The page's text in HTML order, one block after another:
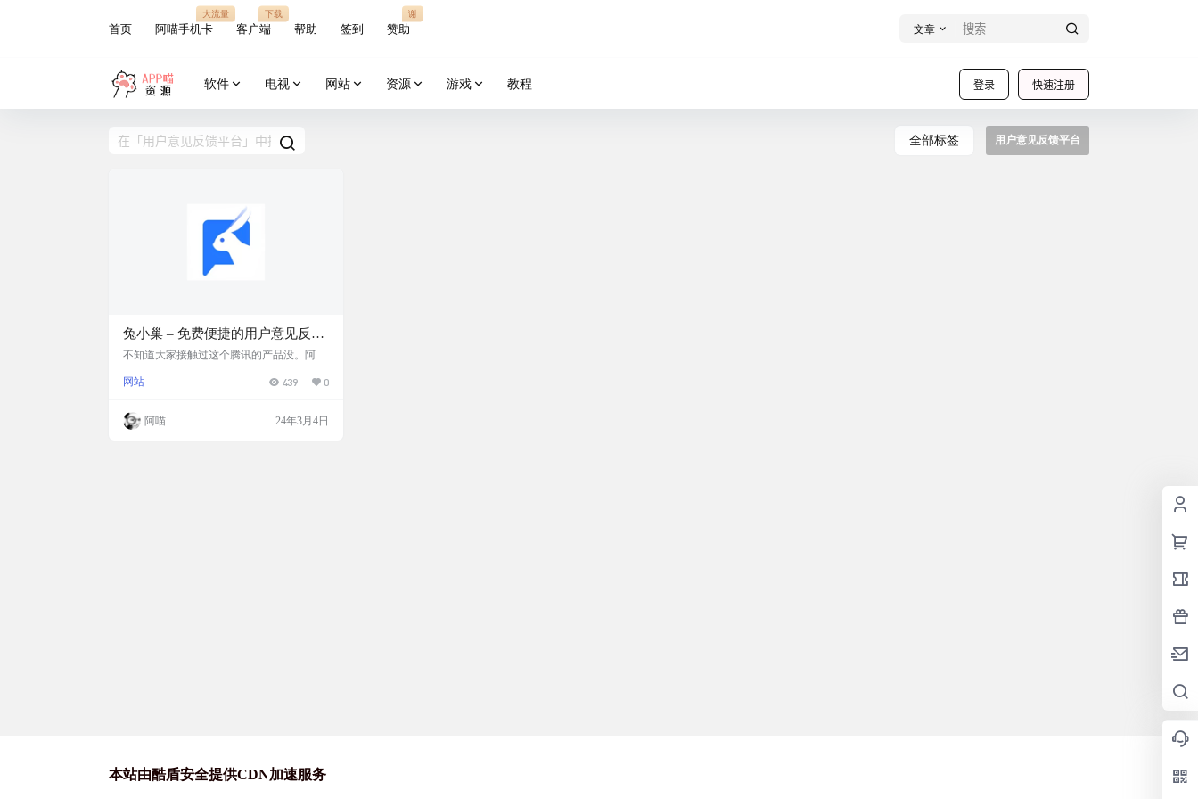
首页 阿喵手机卡
大流量
客户端
下载
帮助 签到 赞助
谢
文章
登录 快速注册
软件 电视 网站 资源 游戏 教程
全部标签 用户意见反馈平台
兔小巢 – 免费便捷的用户意见反馈
服务平台，用户反馈搜集神器
不知道大家接触过这个腾讯的产品没。阿喵
这个兔小巢。实际体验下来还真是挺不错
样的互动社区 让反馈变得便捷，轻巧 网站
截图 特色功能 让运营人员 不再疲于运营 无
网站 439 0
阿喵 24年3月4日
本站由酷盾安全提供CDN加速服务